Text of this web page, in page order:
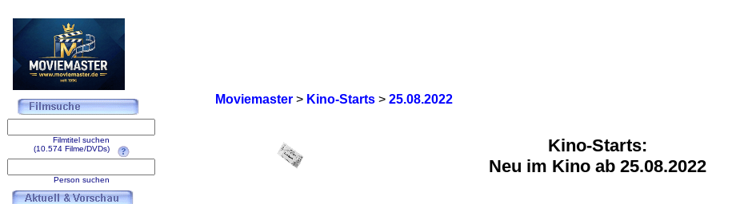
Moviemaster> Kino-Starts> 25.08.2022
Kino-Starts:
Neu im Kino ab 25.08.2022
Filmtitel suchen
(10.574 Filme/DVDs)
Person suchen